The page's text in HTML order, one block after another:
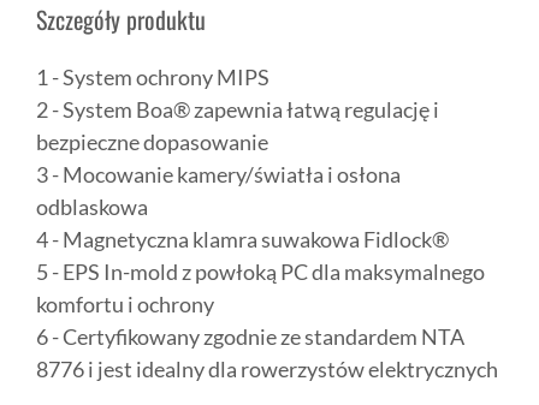
Szczegóły produktu
1 - System ochrony MIPS
2 - System Boa® zapewnia łatwą regulację i
bezpieczne dopasowanie
3 - Mocowanie kamery/światła i osłona
odblaskowa
4 - Magnetyczna klamra suwakowa Fidlock®
5 - EPS In-mold z powłoką PC dla maksymalnego
komfortu i ochrony
6 - Certyfikowany zgodnie ze standardem NTA
8776 i jest idealny dla rowerzystów elektrycznych